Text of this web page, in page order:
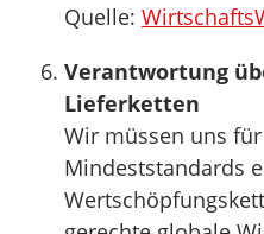
Quelle:
Verantwortung
Lieferketten
Wir müssen uns
Mindeststandards